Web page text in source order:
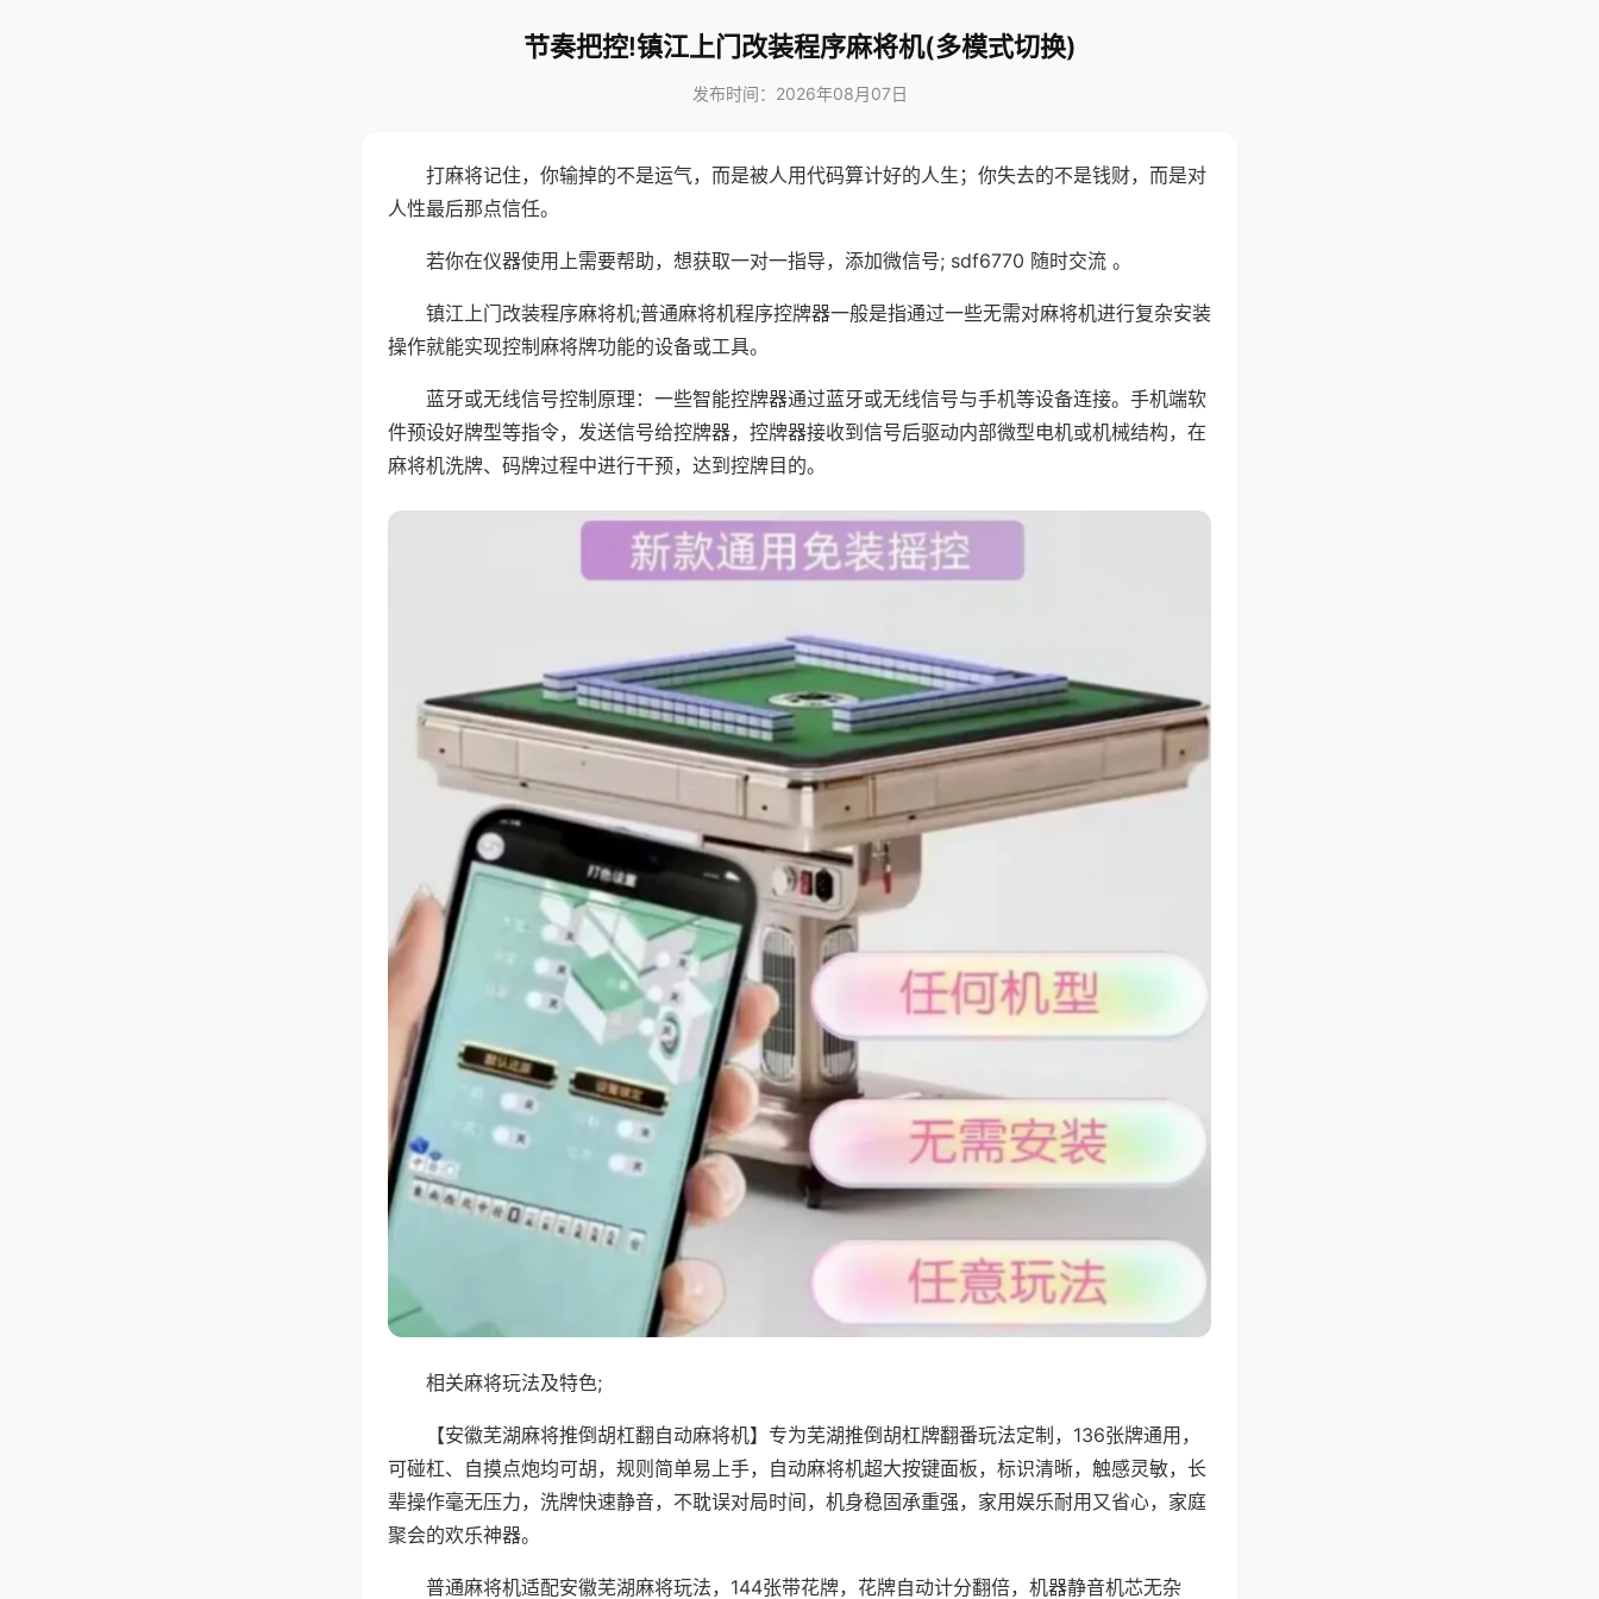
节奏把控!镇江上门改装程序麻将机(多模式切换)
发布时间：2026年08月07日
打麻将记住，你输掉的不是运气，而是被人用代码算计好的人生；你失去的不是钱财，而是对
人性最后那点信任。
若你在仪器使用上需要帮助，想获取一对一指导，添加微信号; sdf6770 随时交流 。
镇江上门改装程序麻将机;普通麻将机程序控牌器一般是指通过一些无需对麻将机进行复杂安装
操作就能实现控制麻将牌功能的设备或工具。
蓝牙或无线信号控制原理：一些智能控牌器通过蓝牙或无线信号与手机等设备连接。手机端软
件预设好牌型等指令，发送信号给控牌器，控牌器接收到信号后驱动内部微型电机或机械结构，在
麻将机洗牌、码牌过程中进行干预，达到控牌目的。
相关麻将玩法及特色;
【安徽芜湖麻将推倒胡杠翻自动麻将机】专为芜湖推倒胡杠牌翻番玩法定制，136张牌通用，
可碰杠、自摸点炮均可胡，规则简单易上手，自动麻将机超大按键面板，标识清晰，触感灵敏，长
辈操作毫无压力，洗牌快速静音，不耽误对局时间，机身稳固承重强，家用娱乐耐用又省心，家庭
聚会的欢乐神器。
普通麻将机适配安徽芜湖麻将玩法，144张带花牌，花牌自动计分翻倍，机器静音机芯无杂